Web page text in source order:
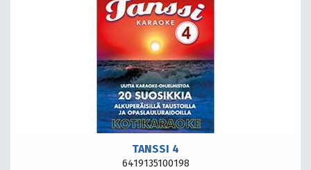
TANSSI 4
6419135100198